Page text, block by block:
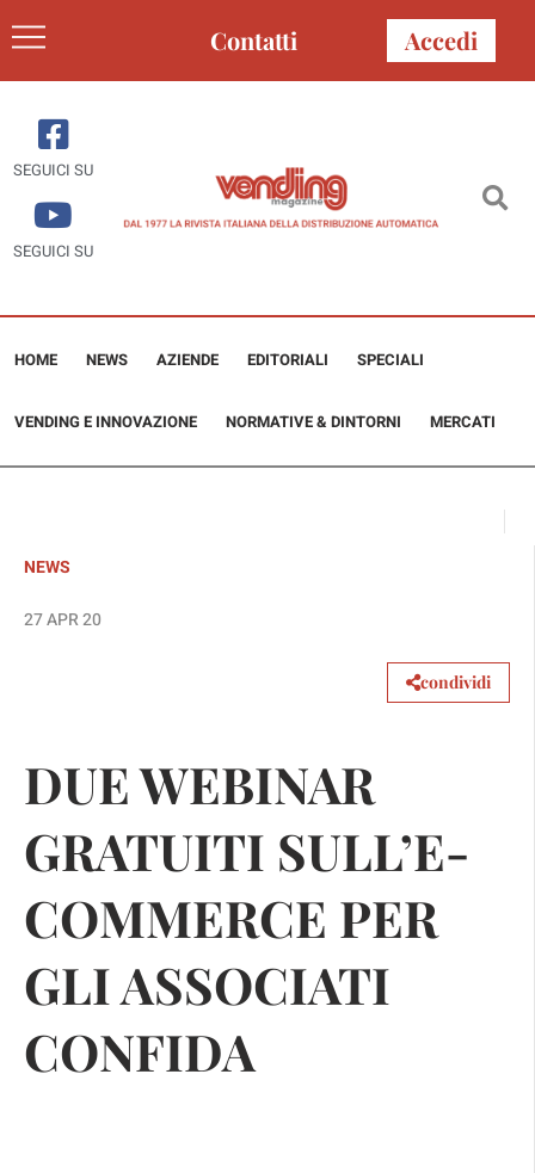
Contatti Accedi
SEGUICI SU
SEGUICI SU
HOME NEWS AZIENDE EDITORIALI SPECIALI
VENDING E INNOVAZIONE NORMATIVE & DINTORNI MERCATI
NEWS
27 APR 20
condividi
DUE WEBINAR
GRATUITI SULL’E-
COMMERCE PER
GLI ASSOCIATI
CONFIDA